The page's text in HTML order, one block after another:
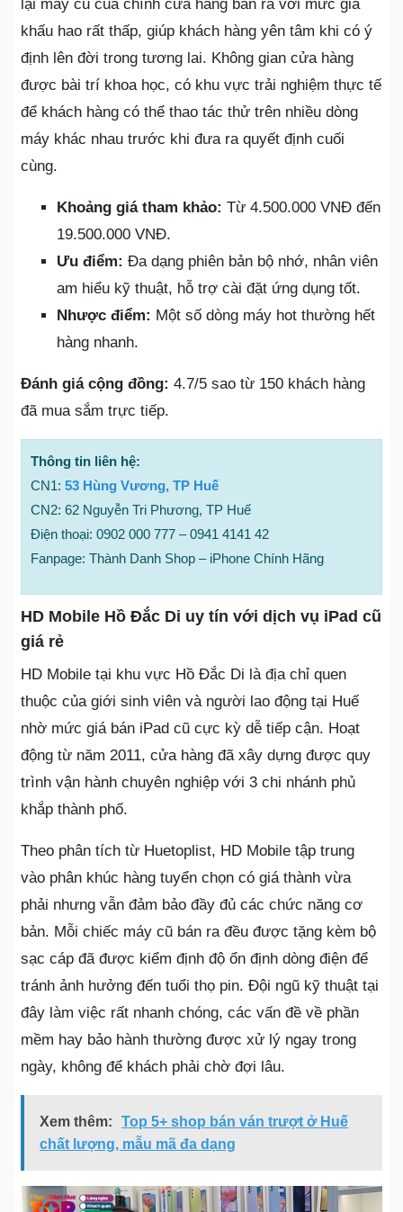
lại máy cũ của chính cửa hàng bán ra với mức giá
khấu hao rất thấp, giúp khách hàng yên tâm khi có ý
định lên đời trong tương lai. Không gian cửa hàng
được bài trí khoa học, có khu vực trải nghiệm thực tế
để khách hàng có thể thao tác thử trên nhiều dòng
máy khác nhau trước khi đưa ra quyết định cuối
cùng.
Khoảng giá tham khảo: Từ 4.500.000 VNĐ đến
19.500.000 VNĐ.
Ưu điểm: Đa dạng phiên bản bộ nhớ, nhân viên
am hiểu kỹ thuật, hỗ trợ cài đặt ứng dụng tốt.
Nhược điểm: Một số dòng máy hot thường hết
hàng nhanh.
Đánh giá cộng đồng: 4.7/5 sao từ 150 khách hàng
đã mua sắm trực tiếp.
Thông tin liên hệ:
CN1: 53 Hùng Vương, TP Huế
CN2: 62 Nguyễn Tri Phương, TP Huế
Điện thoại: 0902 000 777 – 0941 4141 42
Fanpage: Thành Danh Shop – iPhone Chính Hãng
HD Mobile Hồ Đắc Di uy tín với dịch vụ iPad cũ
giá rẻ
HD Mobile tại khu vực Hồ Đắc Di là địa chỉ quen
thuộc của giới sinh viên và người lao động tại Huế
nhờ mức giá bán iPad cũ cực kỳ dễ tiếp cận. Hoạt
động từ năm 2011, cửa hàng đã xây dựng được quy
trình vận hành chuyên nghiệp với 3 chi nhánh phủ
khắp thành phố.
Theo phân tích từ Huetoplist, HD Mobile tập trung
vào phân khúc hàng tuyển chọn có giá thành vừa
phải nhưng vẫn đảm bảo đầy đủ các chức năng cơ
bản. Mỗi chiếc máy cũ bán ra đều được tặng kèm bộ
sạc cáp đã được kiểm định độ ổn định dòng điện để
tránh ảnh hưởng đến tuổi thọ pin. Đội ngũ kỹ thuật tại
đây làm việc rất nhanh chóng, các vấn đề về phần
mềm hay bảo hành thường được xử lý ngay trong
ngày, không để khách phải chờ đợi lâu.
Xem thêm:
Top 5+ shop bán ván trượt ở Huế
chất lượng, mẫu mã đa dạng